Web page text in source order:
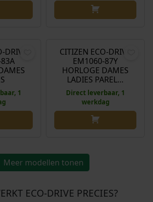
1
CITIZEN ECO-DRIVE
EM1060-87Y
HORLOGE DAMES
LADIES PAREL…
Direct leverbaar, 1
werkdag
Meer modellen tonen
ECO-DRIVE PRECIES?